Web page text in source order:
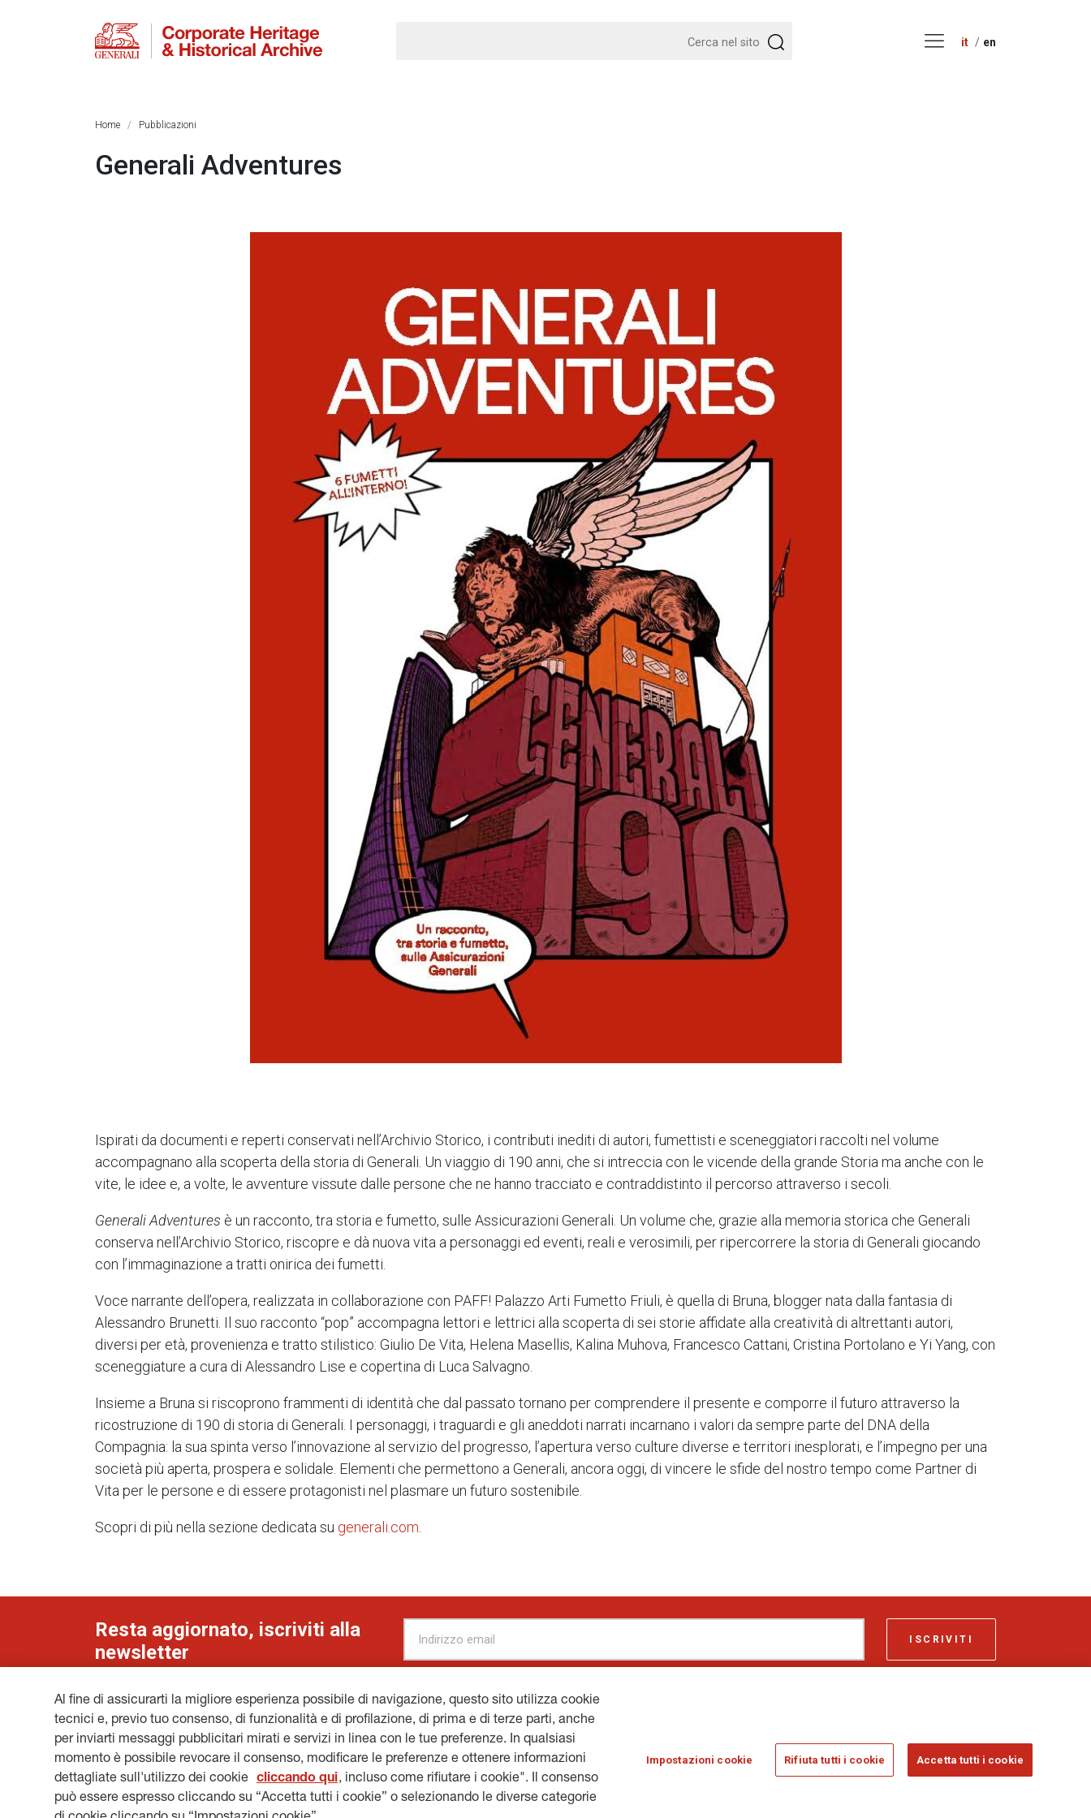
it en
Home Pubblicazioni
Generali Adventures
Ispirati da documenti e reperti conservati nell’Archivio Storico, i contributi inediti di autori, fumettisti e sceneggiatori raccolti nel volume
accompagnano alla scoperta della storia di Generali. Un viaggio di 190 anni, che si intreccia con le vicende della grande Storia ma anche con le
vite, le idee e, a volte, le avventure vissute dalle persone che ne hanno tracciato e contraddistinto il percorso attraverso i secoli.
Generali Adventures è un racconto, tra storia e fumetto, sulle Assicurazioni Generali. Un volume che, grazie alla memoria storica che Generali
conserva nell’Archivio Storico, riscopre e dà nuova vita a personaggi ed eventi, reali e verosimili, per ripercorrere la storia di Generali giocando
con l’immaginazione a tratti onirica dei fumetti.
Voce narrante dell’opera, realizzata in collaborazione con PAFF! Palazzo Arti Fumetto Friuli, è quella di Bruna, blogger nata dalla fantasia di
Alessandro Brunetti. Il suo racconto “pop” accompagna lettori e lettrici alla scoperta di sei storie affidate alla creatività di altrettanti autori,
diversi per età, provenienza e tratto stilistico: Giulio De Vita, Helena Masellis, Kalina Muhova, Francesco Cattani, Cristina Portolano e Yi Yang, con
sceneggiature a cura di Alessandro Lise e copertina di Luca Salvagno.
Insieme a Bruna si riscoprono frammenti di identità che dal passato tornano per comprendere il presente e comporre il futuro attraverso la
ricostruzione di 190 di storia di Generali. I personaggi, i traguardi e gli aneddoti narrati incarnano i valori da sempre parte del DNA della
Compagnia: la sua spinta verso l’innovazione al servizio del progresso, l’apertura verso culture diverse e territori inesplorati, e l’impegno per una
società più aperta, prospera e solidale. Elementi che permettono a Generali, ancora oggi, di vincere le sfide del nostro tempo come Partner di
Vita per le persone e di essere protagonisti nel plasmare un futuro sostenibile.
Scopri di più nella sezione dedicata su generali.com
Resta aggiornato, iscriviti alla
newsletter
ISCRIVITI
NOTE LEGALI COOKIES PRIVACY & GDPR GENERALI.COM
HERITAGE@GENERALI.COM
© ASSICURAZIONI GENERALI S.P.A. - VAT 01333550323
Al fine di assicurarti la migliore esperienza possibile di navigazione, questo sito utilizza cookie
tecnici e, previo tuo consenso, di funzionalità e di profilazione, di prima e di terze parti, anche
per inviarti messaggi pubblicitari mirati e servizi in linea con le tue preferenze. In qualsiasi
momento è possibile revocare il consenso, modificare le preferenze e ottenere informazioni
dettagliate sull'utilizzo dei cookie
cliccando qui, incluso come rifiutare i cookie". Il consenso
può essere espresso cliccando su “Accetta tutti i cookie” o selezionando le diverse categorie
Impostazioni cookie Rifiuta tutti i cookie Accetta tutti i cookie